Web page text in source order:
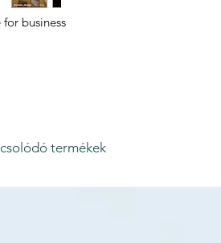
business
termékek